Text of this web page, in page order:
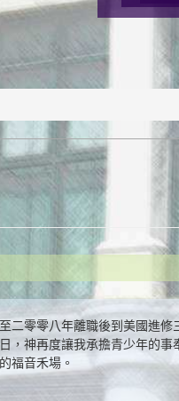
二零零八年離職後到美國進
，神再度讓我承擔青少年的
福音禾場。